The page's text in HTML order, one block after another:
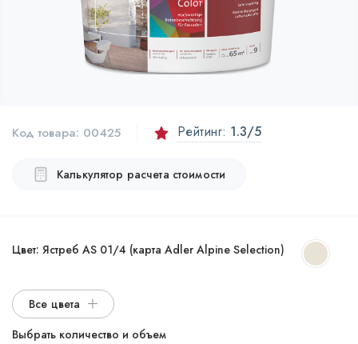
Код товара: 00425 Рейтинг: 1.3/5
Калькулятор расчета стоимости
Цвет: Ястреб AS 01/4 (карта Adler Alpine Selection)
Все цвета
Выбрать количество и объем